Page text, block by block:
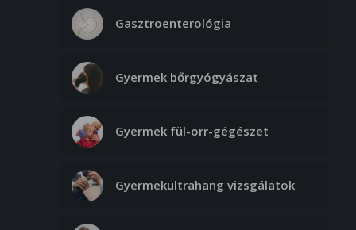
Gasztroenterológia
Gyermek bőrgyógyászat
Gyermek fül-orr-gégészet
Gyermekultrahang vizsgálatok